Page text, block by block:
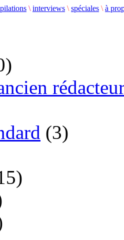
\ interviews \ spéciales \ à
(3)